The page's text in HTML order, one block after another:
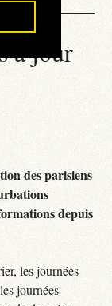
à jour
des parisiens
depuis
les journées
journées